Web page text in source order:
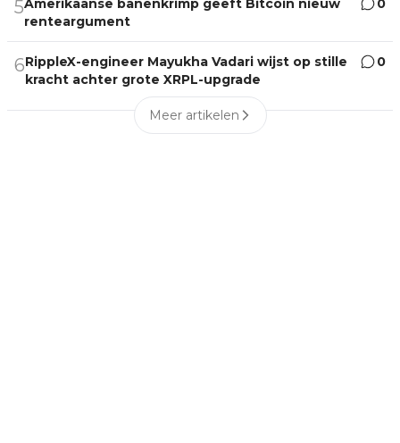
5Amerikaanse banenkrimp geeft Bitcoin nieuw
renteargument
0
6RippleX-engineer Mayukha Vadari wijst op stille
kracht achter grote XRPL-upgrade
0
Meer artikelen